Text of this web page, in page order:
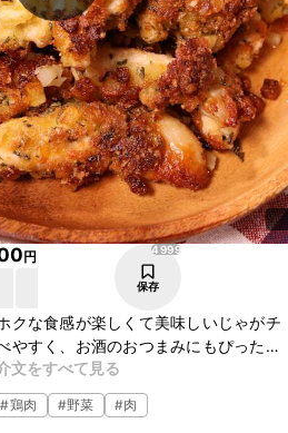
円 4999
保存
クな食感が楽しくて美味しいじゃがチ
やすく、お酒のおつまみにもぴったり
にも喜ばれること間違いなし！子供か
文をすべて見る
#鶏肉 #野菜 #肉